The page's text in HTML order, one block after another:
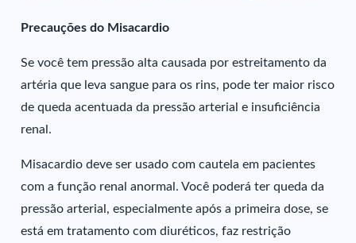
Precauções do Misacardio
Se você tem pressão alta causada por estreitamento da
artéria que leva sangue para os rins, pode ter maior risco
de queda acentuada da pressão arterial e insuficiência
renal.
Misacardio deve ser usado com cautela em pacientes
com a função renal anormal. Você poderá ter queda da
pressão arterial, especialmente após a primeira dose, se
está em tratamento com diuréticos, faz restrição